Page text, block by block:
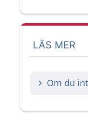
LÄS MER
Om du